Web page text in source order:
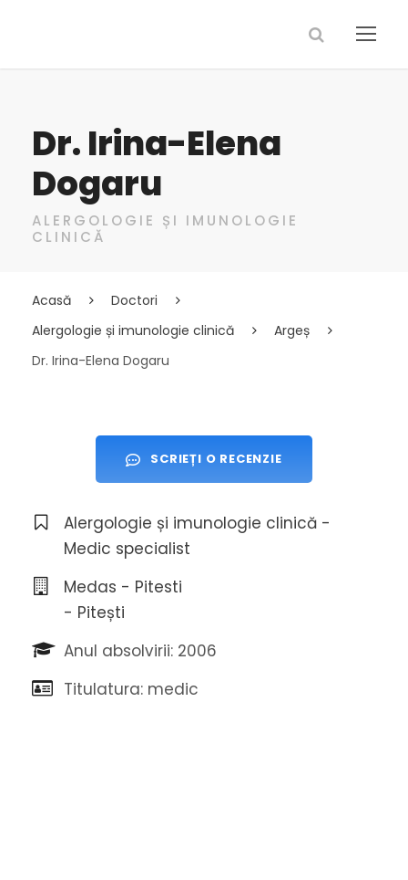
Dr. Irina-Elena
Dogaru
ALERGOLOGIE ȘI IMUNOLOGIE
CLINICĂ
Acasă
Doctori
Alergologie și imunologie clinică
Argeș
Dr. Irina-Elena Dogaru
SCRIEȚI O RECENZIE
Alergologie și imunologie clinică -
Medic specialist
Medas - Pitesti
- Pitești
Anul absolvirii: 2006
Titulatura: medic